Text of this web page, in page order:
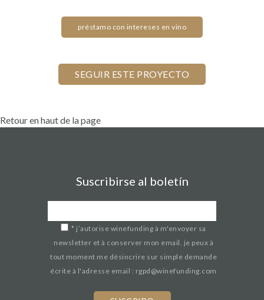
préstamo con intereses en vino
Retour en haut de la page
Suscribirse al boletín
* j’autorise winefunding à m'envoyer sa
newsletter et à conserver mon email. je peux à
tout moment me désincrire sur simple demande
écrite à l'adresse email : rgpd@winefunding.com